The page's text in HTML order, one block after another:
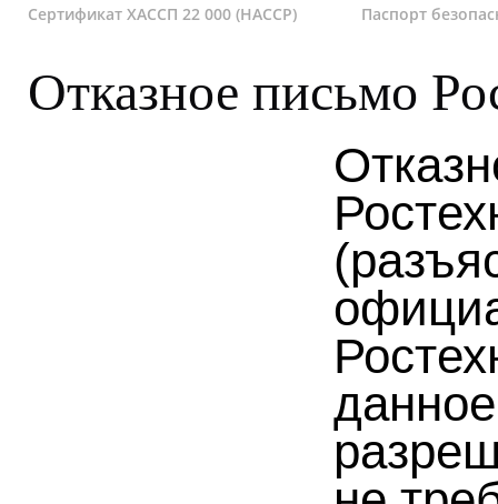
Сертификат ХАССП 22 000 (HACCP) Паспорт
Отказное письмо